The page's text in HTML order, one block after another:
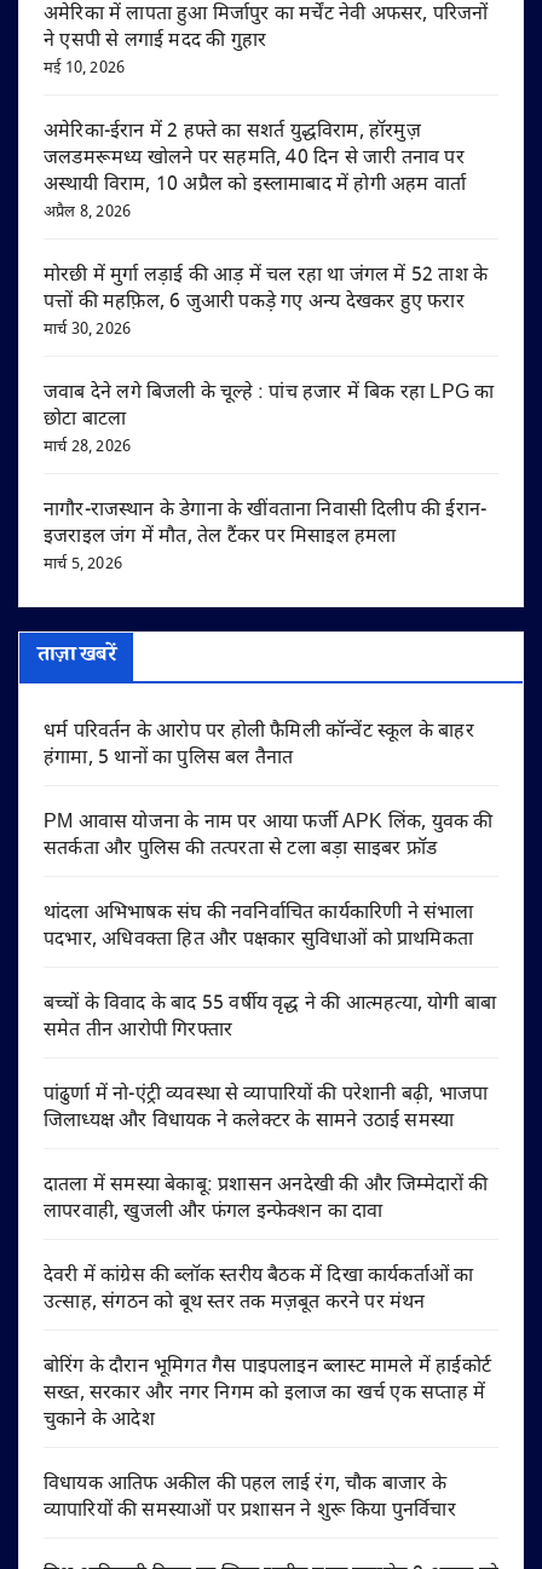
अमेरिका में लापता हुआ मिर्जापुर का मर्चेंट नेवी अफसर, परिजनों
ने एसपी से लगाई मदद की गुहार
मई 10, 2026
अमेरिका-ईरान में 2 हफ्ते का सशर्त युद्धविराम, हॉरमुज़
जलडमरूमध्य खोलने पर सहमति, 40 दिन से जारी तनाव पर
अस्थायी विराम, 10 अप्रैल को इस्लामाबाद में होगी अहम वार्ता
अप्रैल 8, 2026
मोरछी में मुर्गा लड़ाई की आड़ में चल रहा था जंगल में 52 ताश के
पत्तों की महफ़िल, 6 जुआरी पकड़े गए अन्य देखकर हुए फरार
मार्च 30, 2026
जवाब देने लगे बिजली के चूल्हे : पांच हजार में बिक रहा LPG का
छोटा बाटला
मार्च 28, 2026
नागौर-राजस्थान के डेगाना के खींवताना निवासी दिलीप की ईरान-
इजराइल जंग में मौत, तेल टैंकर पर मिसाइल हमला
मार्च 5, 2026
ताज़ा खबरें
धर्म परिवर्तन के आरोप पर होली फैमिली कॉन्वेंट स्कूल के बाहर
हंगामा, 5 थानों का पुलिस बल तैनात
PM आवास योजना के नाम पर आया फर्जी APK लिंक, युवक की
सतर्कता और पुलिस की तत्परता से टला बड़ा साइबर फ्रॉड
थांदला अभिभाषक संघ की नवनिर्वाचित कार्यकारिणी ने संभाला
पदभार, अधिवक्ता हित और पक्षकार सुविधाओं को प्राथमिकता
बच्चों के विवाद के बाद 55 वर्षीय वृद्ध ने की आत्महत्या, योगी बाबा
समेत तीन आरोपी गिरफ्तार
पांढुर्णा में नो-एंट्री व्यवस्था से व्यापारियों की परेशानी बढ़ी, भाजपा
जिलाध्यक्ष और विधायक ने कलेक्टर के सामने उठाई समस्या
दातला में समस्या बेकाबू: प्रशासन अनदेखी की और जिम्मेदारों की
लापरवाही, खुजली और फंगल इन्फेक्शन का दावा
देवरी में कांग्रेस की ब्लॉक स्तरीय बैठक में दिखा कार्यकर्ताओं का
उत्साह, संगठन को बूथ स्तर तक मज़बूत करने पर मंथन
बोरिंग के दौरान भूमिगत गैस पाइपलाइन ब्लास्ट मामले में हाईकोर्ट
सख्त, सरकार और नगर निगम को इलाज का खर्च एक सप्ताह में
चुकाने के आदेश
विधायक आतिफ अकील की पहल लाई रंग, चौक बाजार के
व्यापारियों की समस्याओं पर प्रशासन ने शुरू किया पुनर्विचार